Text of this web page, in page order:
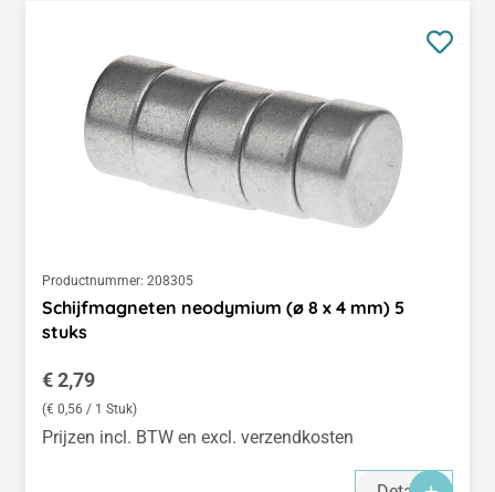
Productnummer: 208305
Schijfmagneten neodymium (ø 8 x 4 mm) 5
stuks
Normale prijs:
€ 2,79
(€ 0,56 / 1 Stuk)
Prijzen incl. BTW en excl. verzendkosten